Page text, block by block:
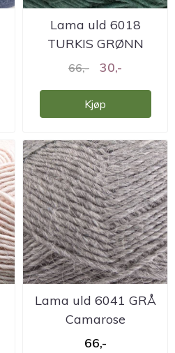
Lama uld 6018
TURKIS GRØNN
NB!Partinr.2+1 ...
66,- 30,-
Kjøp
Lama uld 6041 GRÅ
Camarose
66,-